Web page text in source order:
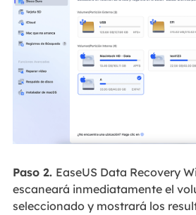
Paso 2. EaseUS Data Recovery
escaneará inmediatamente el
seleccionado y mostrará los